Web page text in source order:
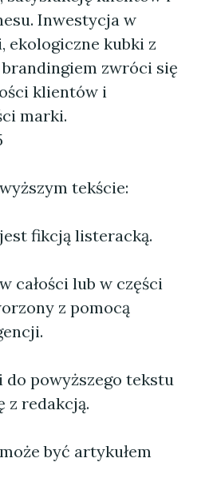
Inwestycja w
ekologiczne kubki z
zwróci się
klientów i
marki.
tekście:
fikcją listeracką.
całości lub w części
z pomocą
do powyższego tekstu
z redakcją.
być artykułem